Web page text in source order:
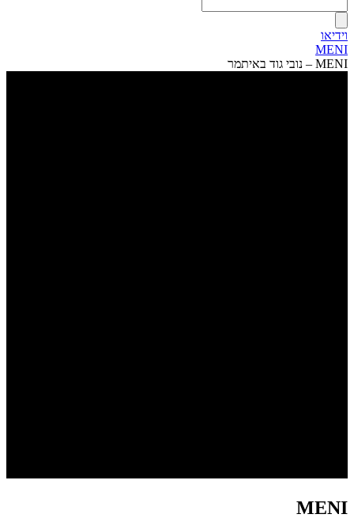
וידיאו
MENI
MENI – נובי גוד באיתמר
MENI